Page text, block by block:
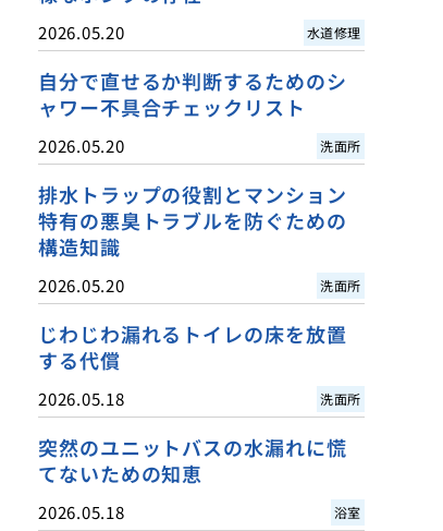
2026.05.20 水道修理
自分で直せるか判断するためのシ
ャワー不具合チェックリスト
2026.05.20 洗面所
排水トラップの役割とマンション
特有の悪臭トラブルを防ぐための
構造知識
2026.05.20 洗面所
じわじわ漏れるトイレの床を放置
する代償
2026.05.18 洗面所
突然のユニットバスの水漏れに慌
てないための知恵
2026.05.18 浴室